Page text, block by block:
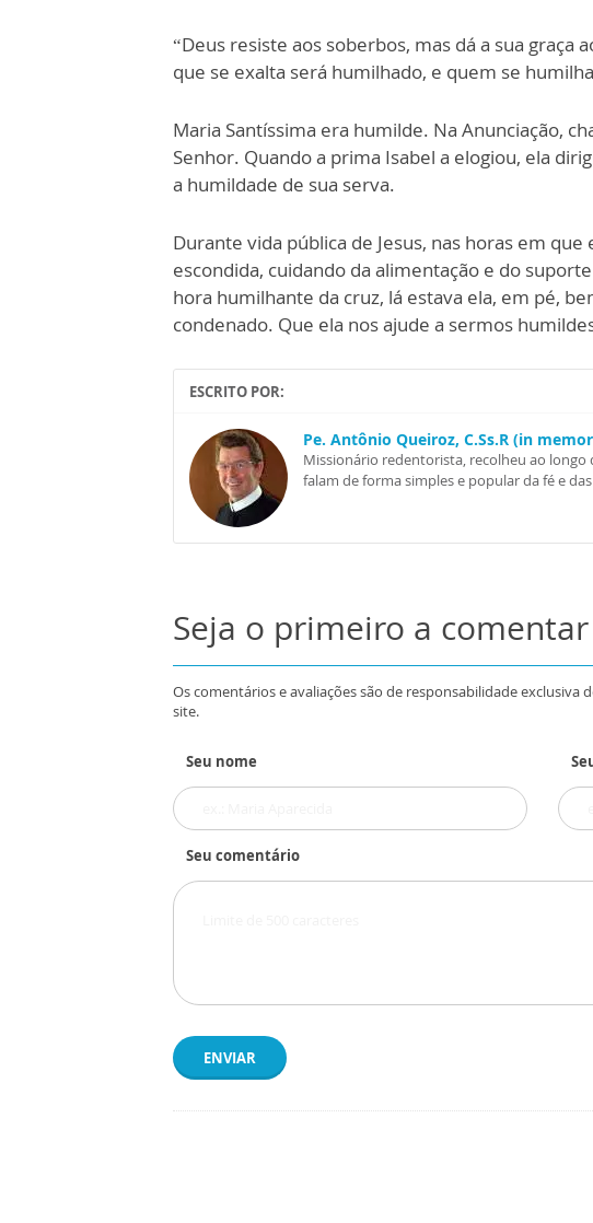
“Deus resiste aos soberbos, mas dá a sua graça
que se exalta será humilhado, e quem se
Maria Santíssima era humilde. Na Anunciação,
Senhor. Quando a prima Isabel a elogiou, ela
a humildade de sua serva.
Durante vida pública de Jesus, nas horas em
escondida, cuidando da alimentação e do
hora humilhante da cruz, lá estava ela, em pé,
condenado. Que ela nos ajude a sermos
ESCRITO POR:
Pe. Antônio Queiroz, C.Ss.R (in
Missionário redentorista, recolheu ao
falam de forma simples e popular da fé e
Seja o primeiro a comentar
Os comentários e avaliações são de responsabilidade exclusiva
site.
Seu nome
Seu comentário
ENVIAR